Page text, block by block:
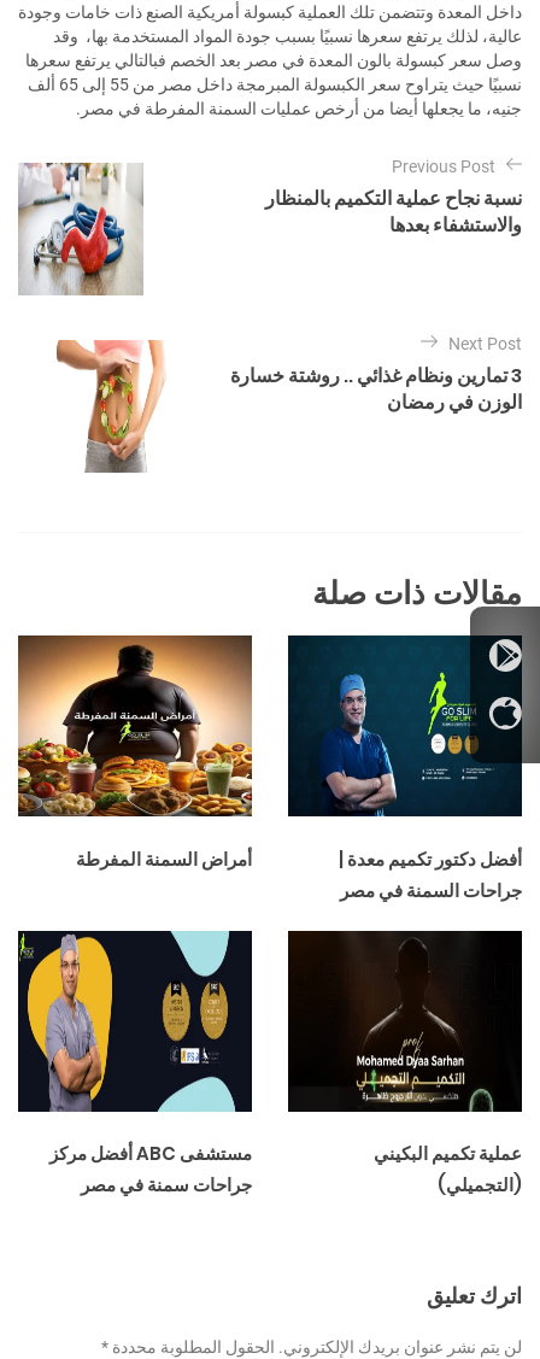
داخل المعدة وتتضمن تلك العملية كبسولة أمريكية الصنع ذات خامات وجودة
عالية، لذلك يرتفع سعرها نسبيًا بسبب جودة المواد المستخدمة بها، وقد
وصل سعر كبسولة بالون المعدة في مصر بعد الخصم فبالتالي يرتفع سعرها
نسبيًا حيث يتراوح سعر الكبسولة المبرمجة داخل مصر من 55 إلى 65 ألف
جنيه، ما يجعلها أيضا من أرخص عمليات السمنة المفرطة في مصر.
ص
فّ
ل
م
ق
Previous Post
نسبة نجاح عملية التكميم بالمنظار
والاستشفاء بعدها
Next Post
3 تمارين ونظام غذائي .. روشتة خسارة
الوزن في رمضان
مقالات ذات صلة
أفضل دكتور تكميم معدة |
جراحات السمنة في مصر
أمراض السمنة المفرطة
عملية تكميم البكيني
(التجميلي)
مستشفى ABC أفضل مركز
جراحات سمنة في مصر
اترك تعليق
لن يتم نشر عنوان بريدك الإلكتروني. الحقول المطلوبة محددة *